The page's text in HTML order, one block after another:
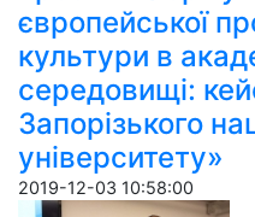
європейської
культури в
середовищі:
Запорізького
університету»
2019-12-03 10:58:00